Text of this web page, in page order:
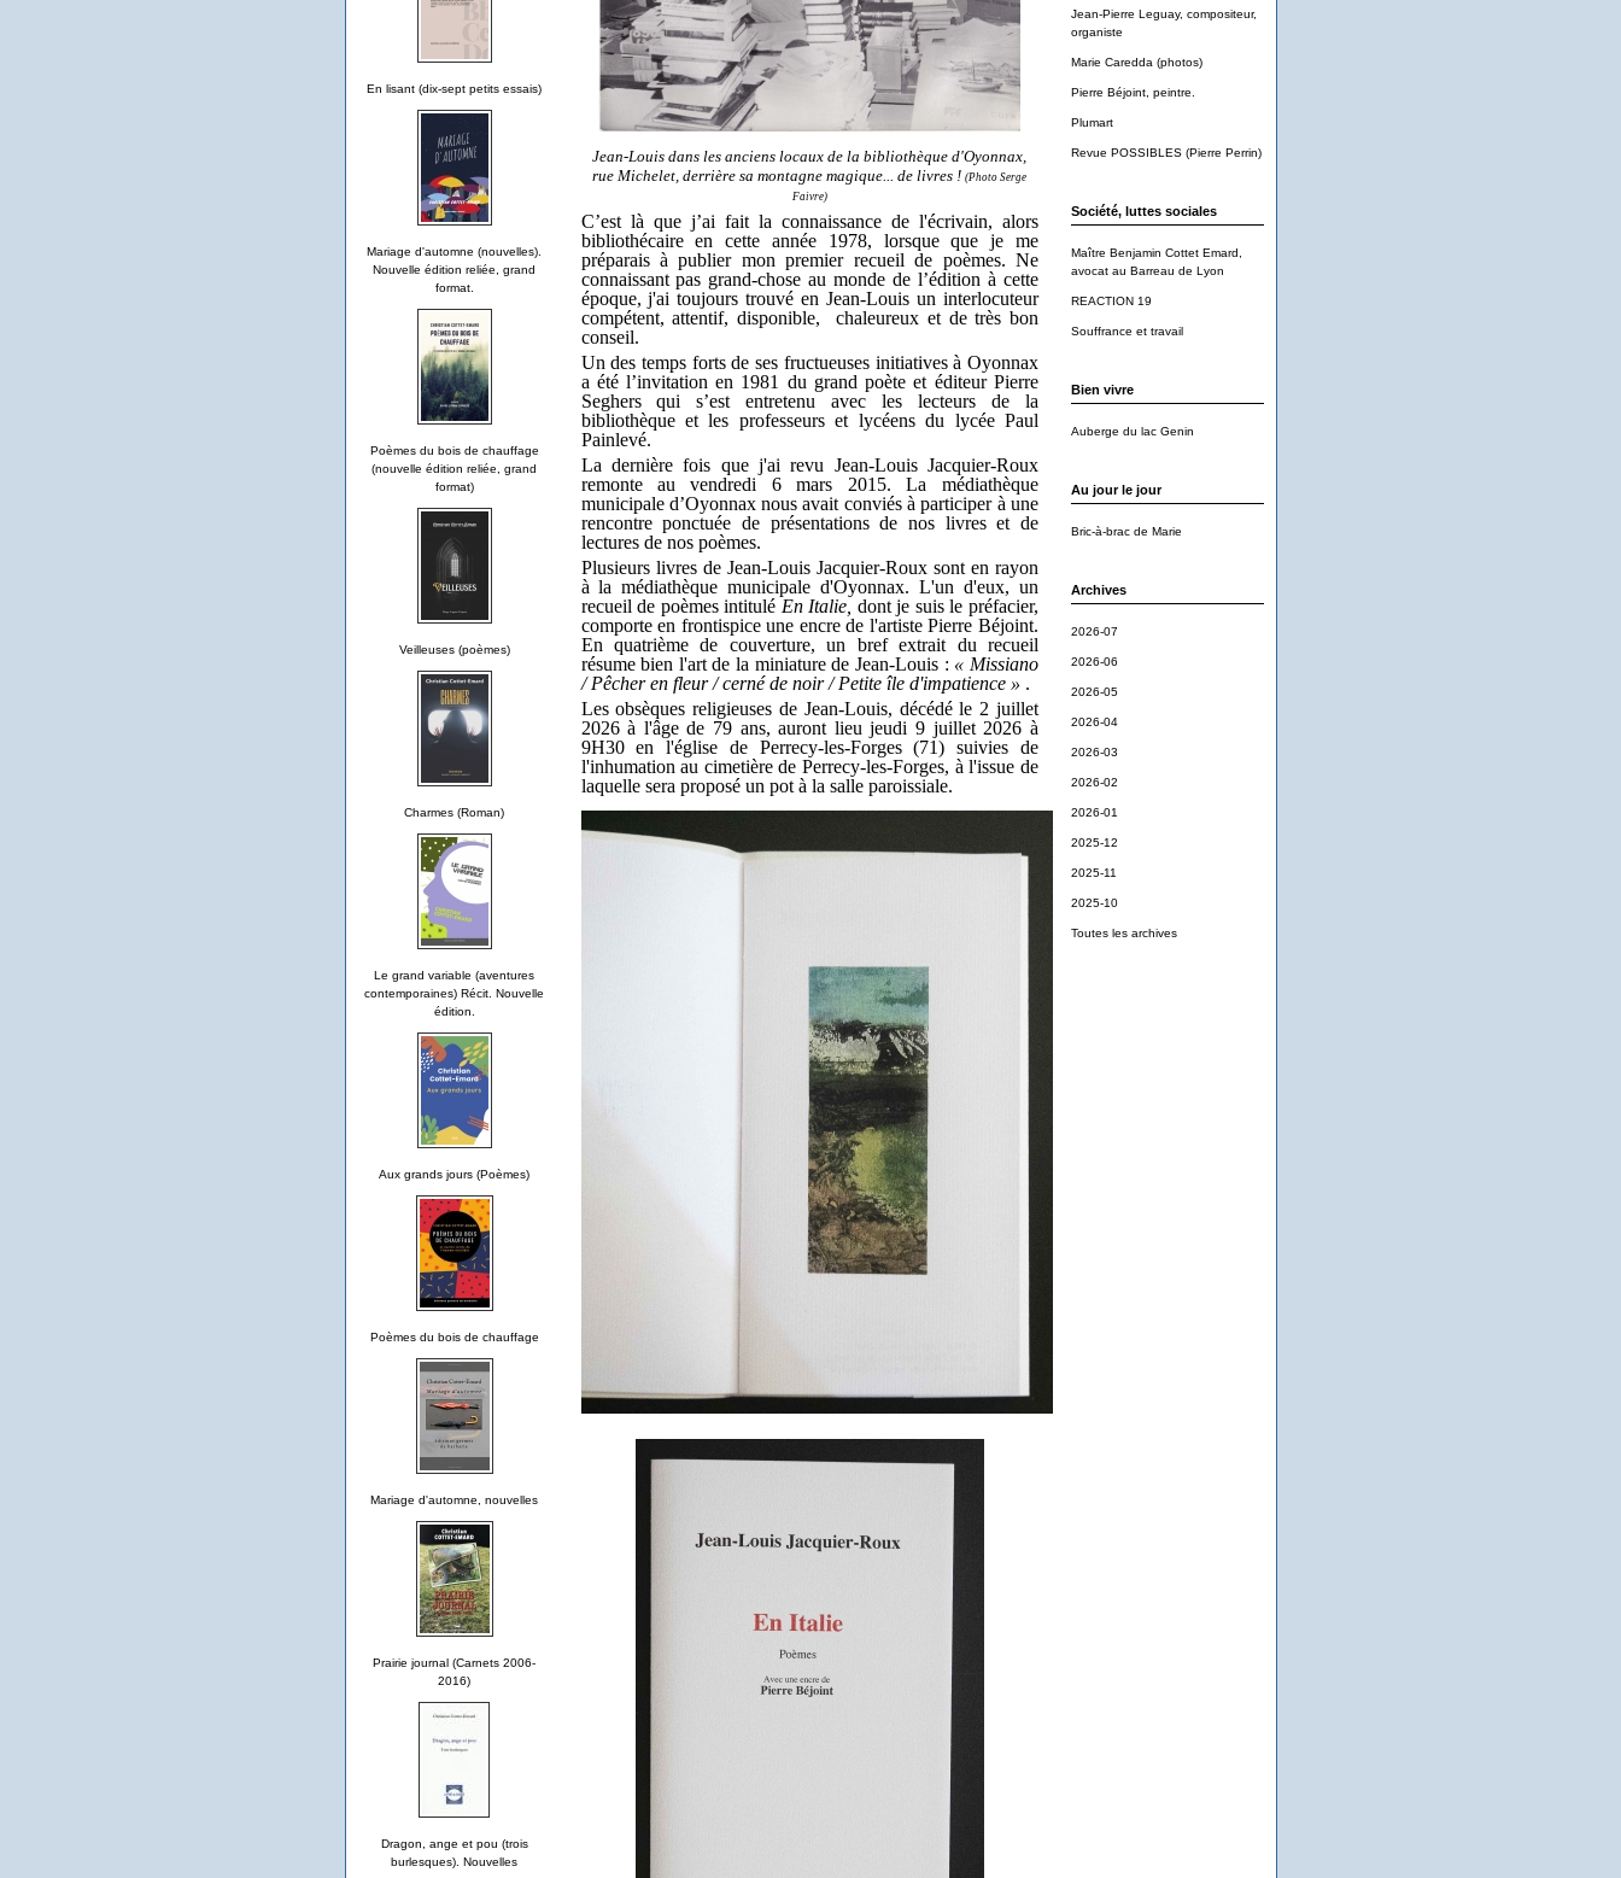
En lisant (dix-sept petits essais)
Mariage d'automne (nouvelles).
Nouvelle édition reliée, grand
format.
Poèmes du bois de chauffage
(nouvelle édition reliée, grand
format)
Veilleuses (poèmes)
Charmes (Roman)
Le grand variable (aventures
contemporaines) Récit. Nouvelle
édition.
Aux grands jours (Poèmes)
Poèmes du bois de chauffage
Mariage d'automne, nouvelles
Prairie journal (Carnets 2006-
2016)
Dragon, ange et pou (trois
burlesques). Nouvelles
Jean-Pierre Leguay, compositeur,
organiste
Marie Caredda (photos)
Pierre Béjoint, peintre.
Plumart
Revue POSSIBLES (Pierre Perrin)
Société, luttes sociales
Maître Benjamin Cottet Emard,
avocat au Barreau de Lyon
REACTION 19
Souffrance et travail
Bien vivre
Auberge du lac Genin
Au jour le jour
Bric-à-brac de Marie
Archives
2026-07
2026-06
2026-05
2026-04
2026-03
2026-02
2026-01
2025-12
2025-11
2025-10
Toutes les archives
Jean-Louis dans les anciens locaux de la bibliothèque d'Oyonnax,
rue Michelet, derrière sa montagne magique... de livres ! (Photo Serge
Faivre)
C’est là que j’ai fait la connaissance de l'écrivain, alors
bibliothécaire en cette année 1978, lorsque que je me
préparais à publier mon premier recueil de poèmes. Ne
connaissant pas grand-chose au monde de l’édition à cette
époque, j'ai toujours trouvé en Jean-Louis un interlocuteur
compétent, attentif, disponible, chaleureux et de très bon
conseil.
Un des temps forts de ses fructueuses initiatives à Oyonnax
a été l’invitation en 1981 du grand poète et éditeur Pierre
Seghers qui s’est entretenu avec les lecteurs de la
bibliothèque et les professeurs et lycéens du lycée Paul
Painlevé.
La dernière fois que j'ai revu Jean-Louis Jacquier-Roux
remonte au vendredi 6 mars 2015. La médiathèque
municipale d’Oyonnax nous avait conviés à participer à une
rencontre ponctuée de présentations de nos livres et de
lectures de nos poèmes.
Plusieurs livres de Jean-Louis Jacquier-Roux sont en rayon
à la médiathèque municipale d'Oyonnax. L'un d'eux, un
recueil de poèmes intitulé En Italie, dont je suis le préfacier,
comporte en frontispice une encre de l'artiste Pierre Béjoint.
En quatrième de couverture, un bref extrait du recueil
résume bien l'art de la miniature de Jean-Louis : « Missiano
/ Pêcher en fleur / cerné de noir / Petite île d'impatience » .
Les obsèques religieuses de Jean-Louis, décédé le 2 juillet
2026 à l'âge de 79 ans, auront lieu jeudi 9 juillet 2026 à
9H30 en l'église de Perrecy-les-Forges (71) suivies de
l'inhumation au cimetière de Perrecy-les-Forges, à l'issue de
laquelle sera proposé un pot à la salle paroissiale.